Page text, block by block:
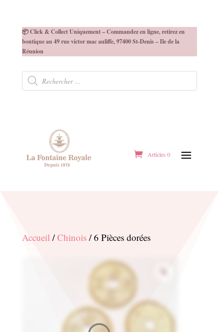
📦 Click & Collect Uniquement – Commandez en ligne, retirez en
boutique au 49 rue victor mac auliffe, 97400 St-Denis – Ile de la
Réunion
Recherche
produits
Articles 0
Accueil/Chinois/ 6 Pièces dorées